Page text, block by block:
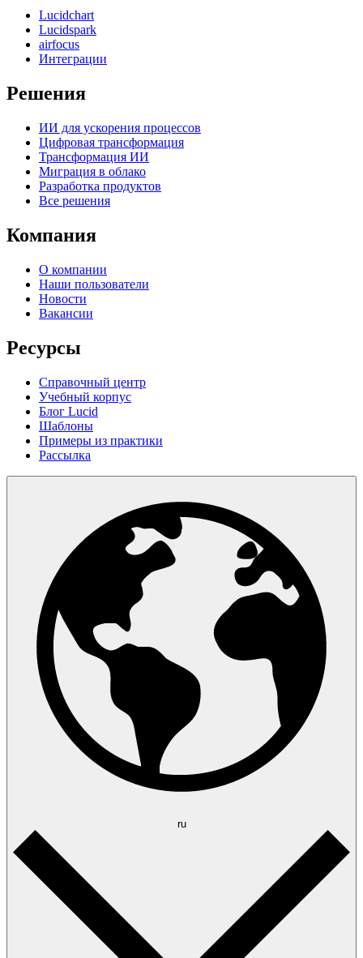
Lucidchart
Lucidspark
airfocus
Интеграции
Решения
ИИ для ускорения процессов
Цифровая трансформация
Трансформация ИИ
Миграция в облако
Разработка продуктов
Все решения
Компания
О компании
Наши пользователи
Новости
Вакансии
Ресурсы
Справочный центр
Учебный корпус
Блог Lucid
Шаблоны
Примеры из практики
Рассылка
ru